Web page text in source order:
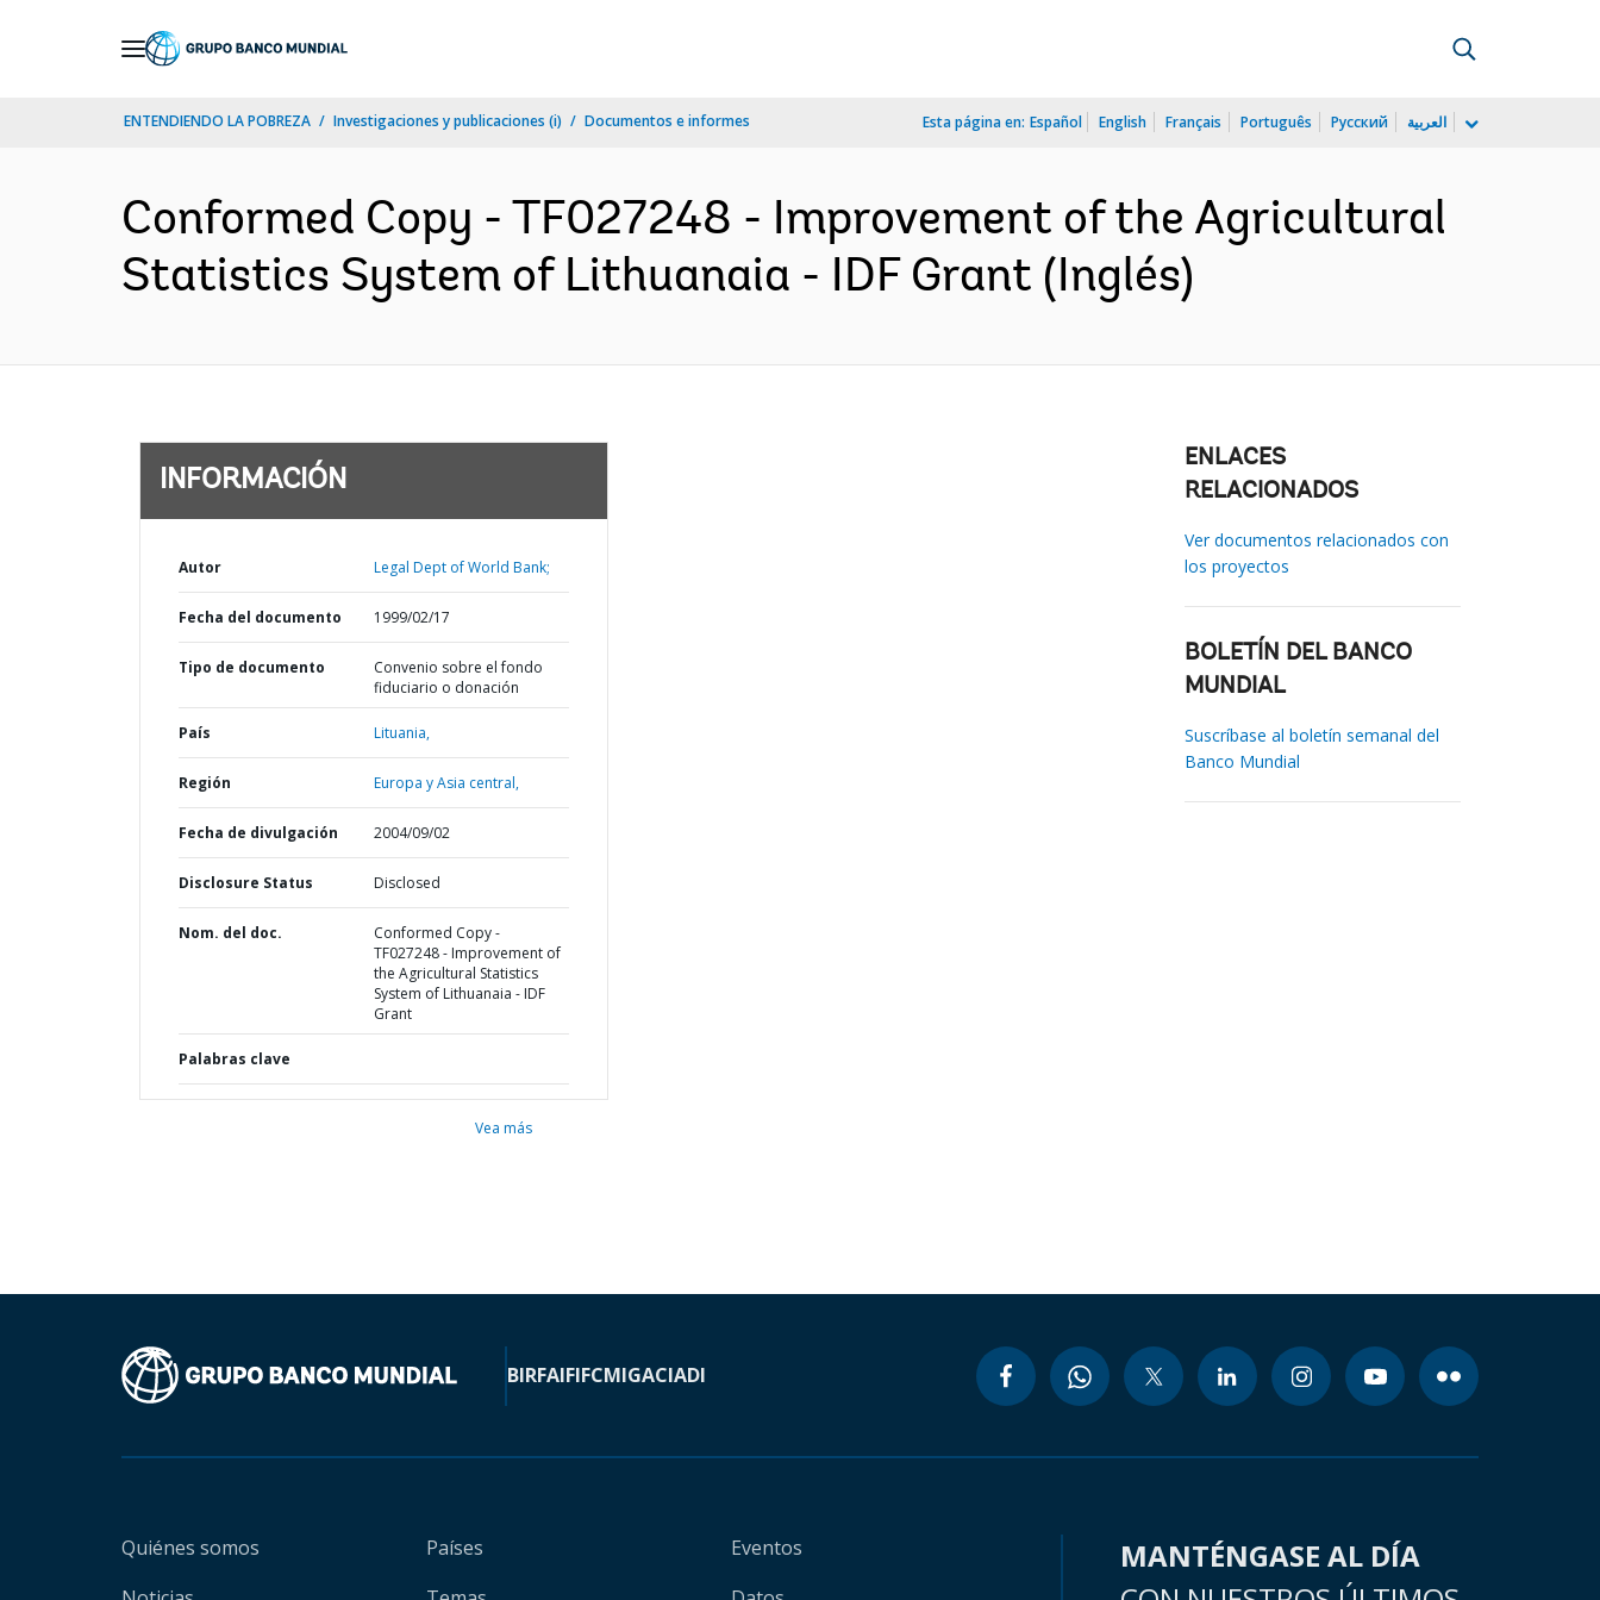
ENTENDIENDO LA POBREZA Investigaciones y publicaciones (i) Documentos e informes Esta página en: Español English Français Português Русский العربية
Conformed Copy - TF027248 - Improvement of the Agricultural
Statistics System of Lithuanaia - IDF Grant (Inglés)
INFORMACIÓN
Autor Legal Dept of World Bank;
Fecha del documento 1999/02/17
Tipo de documento
Convenio sobre el fondo
fiduciario o donación
País Lituania,
Región Europa y Asia central,
Fecha de divulgación 2004/09/02
Disclosure Status Disclosed
Nom. del doc.
Conformed Copy -
TF027248 - Improvement of
the Agricultural Statistics
System of Lithuanaia - IDF
Grant
Palabras clave
Vea más
ENLACES
RELACIONADOS
Ver documentos relacionados con
los proyectos
BOLETÍN DEL BANCO
MUNDIAL
Suscríbase al boletín semanal del
Banco Mundial
BIRFAIFIFCMIGACIADI
Quiénes somos
Países
Eventos
MANTÉNGASE AL DÍA